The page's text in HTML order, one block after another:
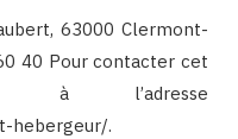
63000 Clermont-
40 Pour contacter cet
à l’adresse
hebergeur/.